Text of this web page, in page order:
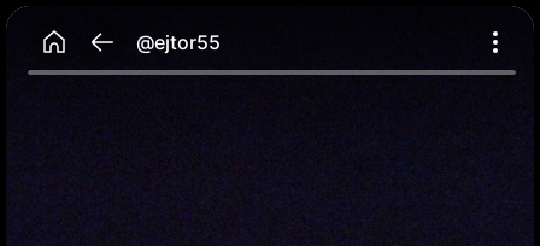
@ejtor55